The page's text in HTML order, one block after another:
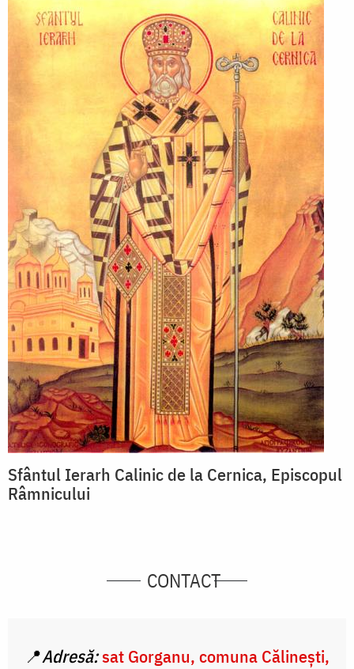
Sfântul Ierarh Calinic de la Cernica, Episcopul
Râmnicului
CONTACT
📍Adresă: sat Gorganu, comuna Călinești,